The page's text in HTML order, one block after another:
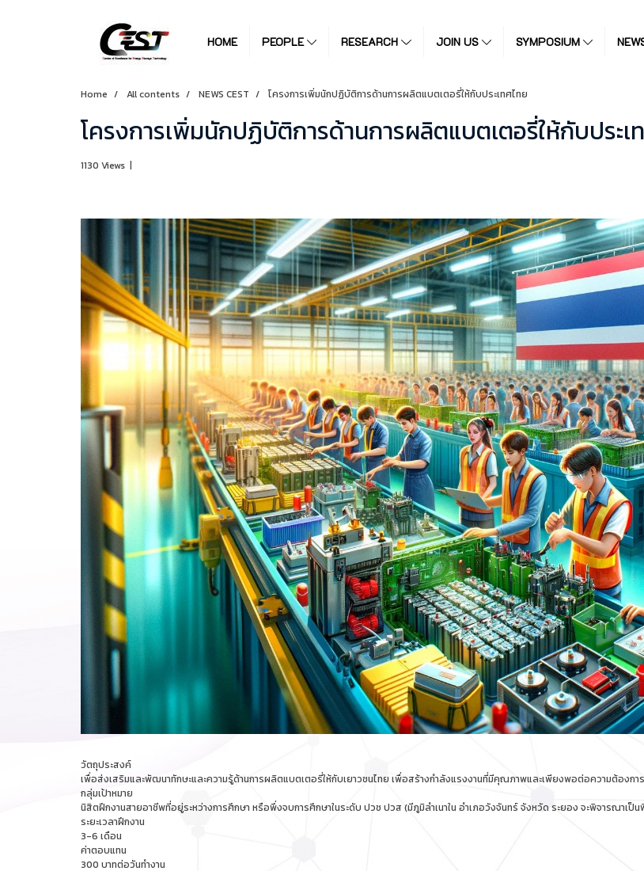
HOME PEOPLE RESEARCH JOIN US SYMPOSIUM
Home All contents NEWS CEST โครงการเพิ่มนักปฏิบัติการด้านการผลิตแบตเตอรี่ให้กับประเทศไทย
โครงการเพิ่มนักปฏิบัติการด้านการผลิตแบตเตอรี่ให้กับประเ
1130 Views |
วัตถุประสงค์
เพื่อส่งเสริมและพัฒนาทักษะและความรู้ด้านการผลิตแบตเตอรี่ให้กับเยาวชนไทย เพื่อสร้างกำลังแรงงานที่มีคุณภาพและเพียงพอต่อความต้องก
กลุ่มเป้าหมาย
นิสิตฝึกงานสายอาชีพที่อยู่ระหว่างการศึกษา หรือพึ่งจบการศึกษาในระดับ ปวช ปวส (มีภูมิลำเนาใน อำเภอวังจันทร์ จังหวัด ระยอง จะพิจารณาเป็น
ระยะเวลาฝึกงาน
3-6 เดือน
ค่าตอบแทน
300 บาทต่อวันทำงาน